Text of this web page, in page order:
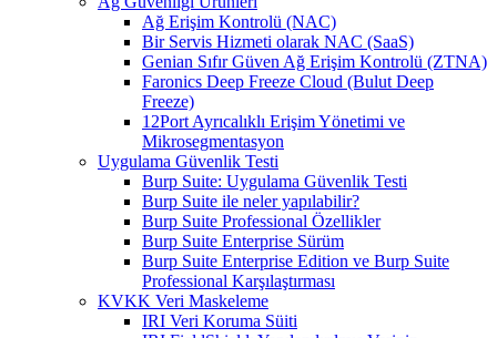
Ağ Erişim Kontrolü (NAC)
Bir Servis Hizmeti olarak NAC (SaaS)
Genian Sıfır Güven Ağ Erişim Kontrolü (ZTNA)
Faronics Deep Freeze Cloud (Bulut Deep
Freeze)
12Port Ayrıcalıklı Erişim Yönetimi ve
Mikrosegmentasyon
Uygulama Güvenlik Testi
Burp Suite: Uygulama Güvenlik Testi
Burp Suite ile neler yapılabilir?
Burp Suite Professional Özellikler
Burp Suite Enterprise Sürüm
Burp Suite Enterprise Edition ve Burp Suite
Professional Karşılaştırması
KVKK Veri Maskeleme
IRI Veri Koruma Süiti